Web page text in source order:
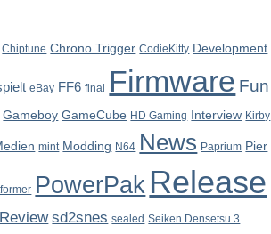
Chiptune Chrono Trigger CodieKitty Development
eBay FF6 final Firmware Fun
Gameboy GameCube HD Gaming Interview Kirby
mint Modding N64 News Paprium Pier
PowerPak Release
Review sd2snes sealed Seiken Densetsu 3